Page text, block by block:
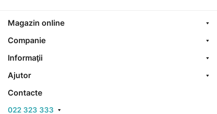
Magazin online
Companie
Informaţii
Ajutor
Contacte
022 323 333